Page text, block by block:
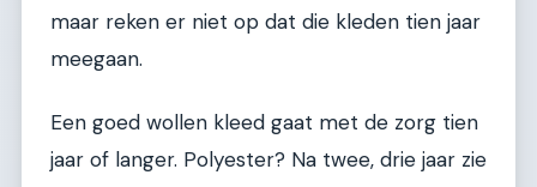
maar reken er niet op dat die kleden tien jaar
meegaan.
Een goed wollen kleed gaat met de zorg tien
jaar of langer. Polyester? Na twee, drie jaar zie